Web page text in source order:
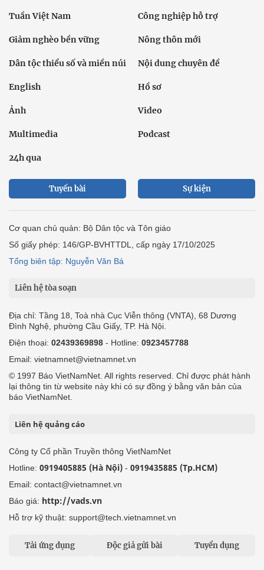
Tuần Việt Nam Công nghiệp hỗ trợ
Giảm nghèo bền vững Nông thôn mới
Dân tộc thiểu số và miền núi Nội dung chuyên đề
English Hồ sơ
Ảnh Video
Multimedia Podcast
24h qua
Tuyến bài Sự kiện
Cơ quan chủ quản: Bộ Dân tộc và Tôn giáo
Số giấy phép: 146/GP-BVHTTDL, cấp ngày 17/10/2025
Tổng biên tập: Nguyễn Văn Bá
Liên hệ tòa soạn
Địa chỉ: Tầng 18, Toà nhà Cục Viễn thông (VNTA), 68 Dương
Đình Nghệ, phường Cầu Giấy, TP. Hà Nội.
Điện thoại: 02439369898 - Hotline: 0923457788
Email: vietnamnet@vietnamnet.vn
© 1997 Báo VietNamNet. All rights reserved. Chỉ được phát hành
lại thông tin từ website này khi có sự đồng ý bằng văn bản của
báo VietNamNet.
Liên hệ quảng cáo
Công ty Cổ phần Truyền thông VietNamNet
Hotline: 0919405885 (Hà Nội) - 0919435885 (Tp.HCM)
Email: contact@vietnamnet.vn
Báo giá: http://vads.vn
Hỗ trợ kỹ thuật: support@tech.vietnamnet.vn
Tải ứng dụng Độc giả gửi bài Tuyển dụng